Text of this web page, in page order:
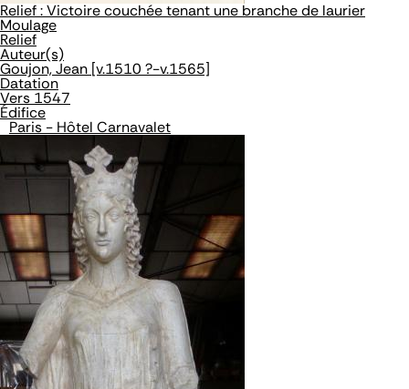
Relief : Victoire couchée tenant une branche de laurier
Moulage
Relief
Auteur(s)
Goujon, Jean [v.1510 ?-v.1565]
Datation
Vers 1547
Édifice
Paris - Hôtel Carnavalet